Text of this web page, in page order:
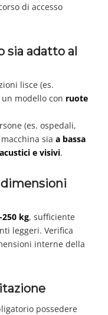
di accesso
sia adatto al
lisce (es.
modello con ruote
(es. ospedali,
sia a bassa
e visivi.
kg, sufficiente
leggeri. Verifica
interne della
possedere